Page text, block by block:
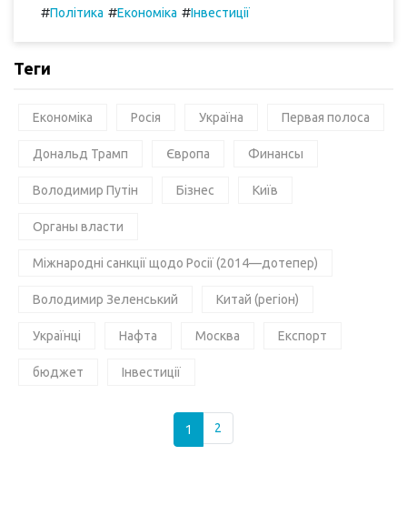
#Політика #Економіка #Інвестиції
Теги
Економіка Росія Україна Первая полоса
Дональд Трамп Європа Финансы
Володимир Путін Бізнес Київ
Органы власти
Міжнародні санкції щодо Росії (2014—дотепер)
Володимир Зеленський Китай (регіон)
Українці Нафта Москва Експорт
бюджет Інвестиції
1 2